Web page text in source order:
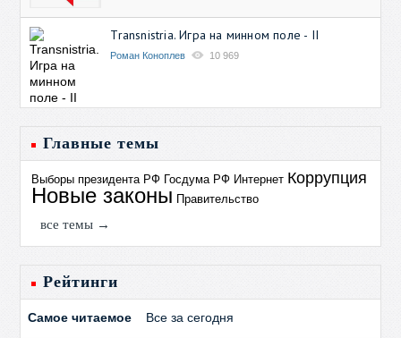
Transnistria. Игра на минном поле - II
Роман Коноплев 10 969
Главные темы
Выборы президента РФ Госдума РФ Интернет Коррупция
Новые законы Правительство
все темы →
Рейтинги
Самое читаемое Все за сегодня